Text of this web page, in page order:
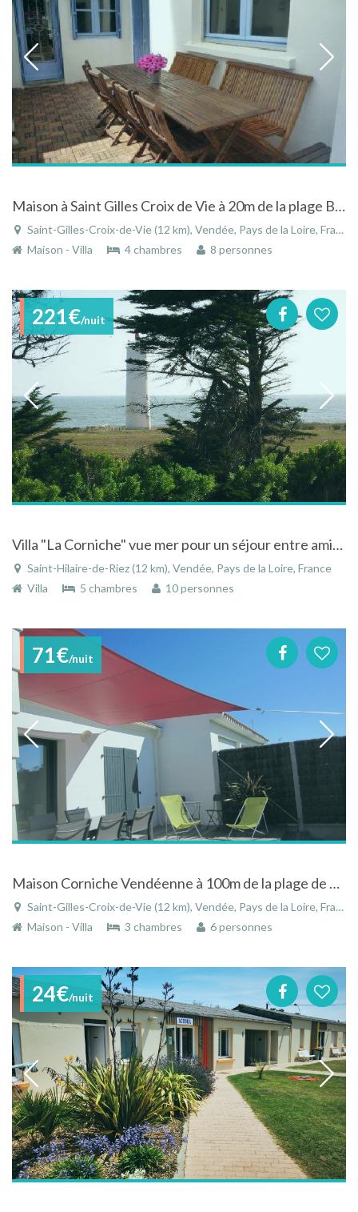
Maison à Saint Gilles Croix de Vie à 20m de la plage Boisvinet en Vendée
Saint-Gilles-Croix-de-Vie (12 km), Vendée, Pays de la Loire, France
Maison - Villa
4 chambres 8 personnes
221€/nuit
Villa "La Corniche" vue mer pour un séjour entre amis ou en famille.
Saint-Hilaire-de-Riez (12 km), Vendée, Pays de la Loire, France
Villa
5 chambres 10 personnes
71€/nuit
Maison Corniche Vendéenne à 100m de la plage de Saint Gilles Croix de Vie
Saint-Gilles-Croix-de-Vie (12 km), Vendée, Pays de la Loire, France
Maison - Villa
3 chambres 6 personnes
24€/nuit